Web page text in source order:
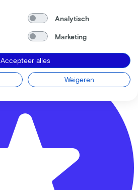
Analytisch
Marketing
Accepteer alles
Weigeren